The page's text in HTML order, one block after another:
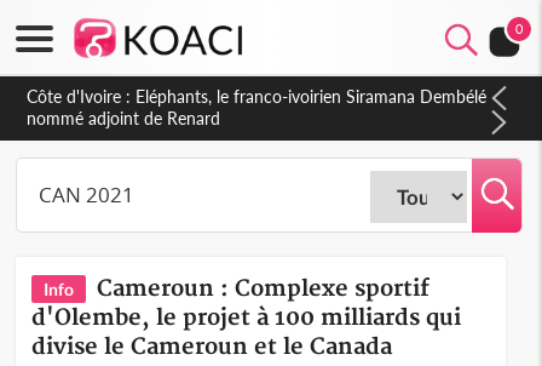
0
Cameroun : 5 combattants séparatistes neutralisés, le Mindef
dément les rumeurs d'exactions des civils
Info
Cameroun : Complexe sportif
d'Olembe, le projet à 100 milliards qui
divise le Cameroun et le Canada